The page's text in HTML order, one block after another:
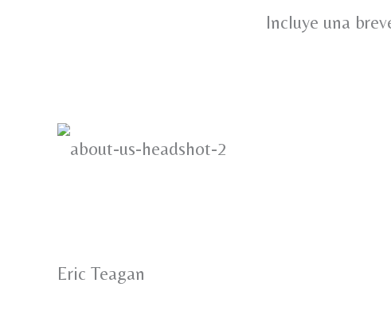
Incluye una
Eric Teagan